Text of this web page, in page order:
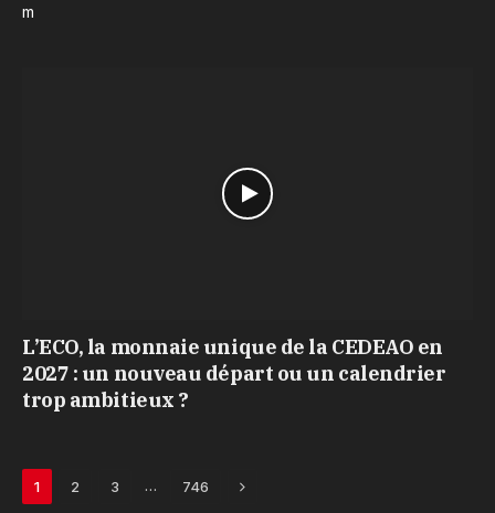
m
L’ECO, la monnaie unique de la CEDEAO en
2027 : un nouveau départ ou un calendrier
trop ambitieux ?
1 2 3 … 746 Next